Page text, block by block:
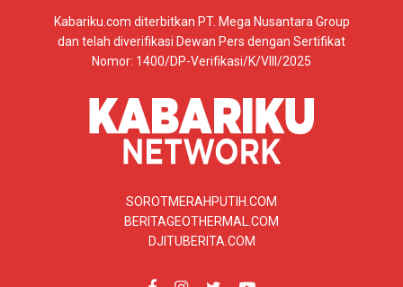
Kabariku.com diterbitkan PT. Mega Nusantara Group
dan telah diverifikasi Dewan Pers dengan Sertifikat
Nomor: 1400/DP-Verifikasi/K/VIII/2025
SOROTMERAHPUTIH.COM
BERITAGEOTHERMAL.COM
DJITUBERITA.COM